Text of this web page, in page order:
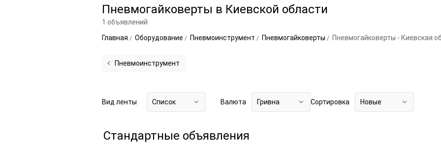
Пневмогайковерты в Киевской области
1 объявлений
Главная
Оборудование Пневмоинструмент Пневмогайковерты Пневмогайковерты - Киевская
Пневмоинструмент
Вид ленты Список Валюта Гривна Сортировка Новые
Стандартные объявления